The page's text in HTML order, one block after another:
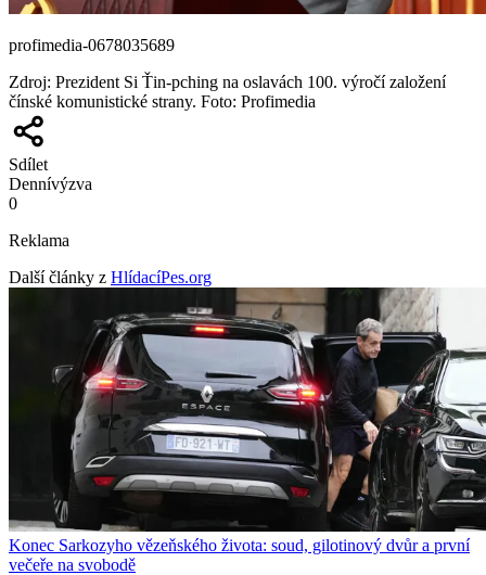
profimedia-0678035689
Zdroj: Prezident Si Ťin-pching na oslavách 100. výročí založení
čínské komunistické strany. Foto: Profimedia
Sdílet
Dennívýzva
0
Reklama
Další články z HlídacíPes.org
Konec Sarkozyho vězeňského života: soud, gilotinový dvůr a první
večeře na svobodě